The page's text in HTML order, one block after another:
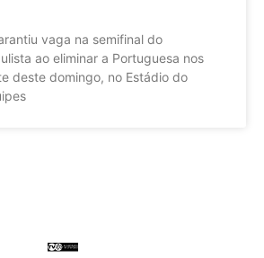
vaga na semifinal do
ao eliminar a Portuguesa nos
deste domingo, no Estádio do